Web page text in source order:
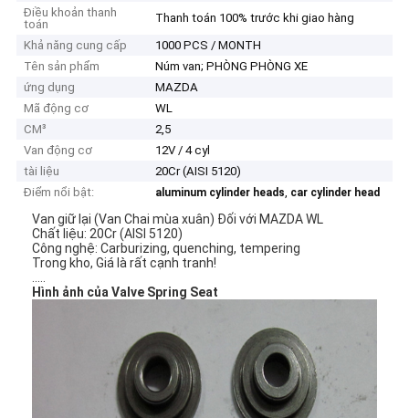
Điều khoản thanh
toán
Thanh toán 100% trước khi giao hàng
Khả năng cung cấp
1000 PCS / MONTH
Tên sản phẩm
Núm van; PHÒNG PHÒNG XE
ứng dụng
MAZDA
Mã động cơ
WL
CM³
2,5
Van động cơ
12V / 4 cyl
tài liệu
20Cr (AISI 5120)
Điểm nổi bật:
aluminum cylinder heads, car cylinder head
Van giữ lại (Van Chai mùa xuân) Đối với MAZDA WL
Chất liệu: 20Cr (AISI 5120)
Công nghệ: Carburizing, quenching, tempering
Trong kho, Giá là rất cạnh tranh!
Hình ảnh của Valve Spring Seat